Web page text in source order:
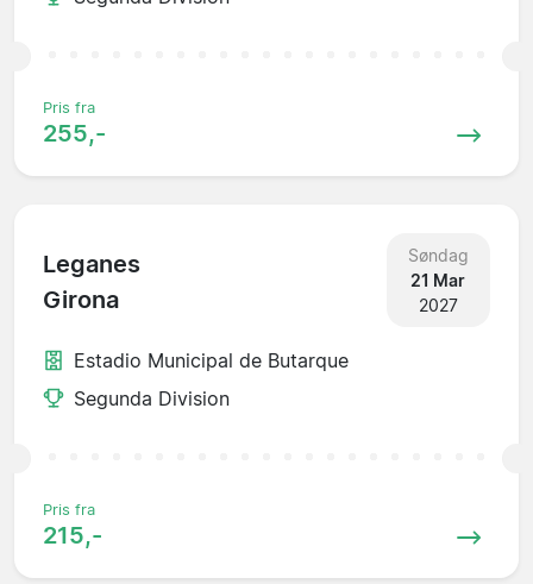
Pris fra
255,-
Leganes
Girona
Søndag
21 Mar
2027
Estadio Municipal de Butarque
Segunda Division
Pris fra
215,-